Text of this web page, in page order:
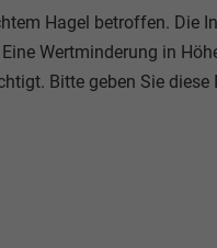
Hagel betroffen. Die
Wertminderung in
Bitte geben Sie